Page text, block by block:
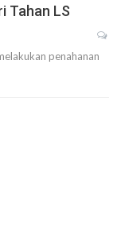
Tahan LS
penahanan